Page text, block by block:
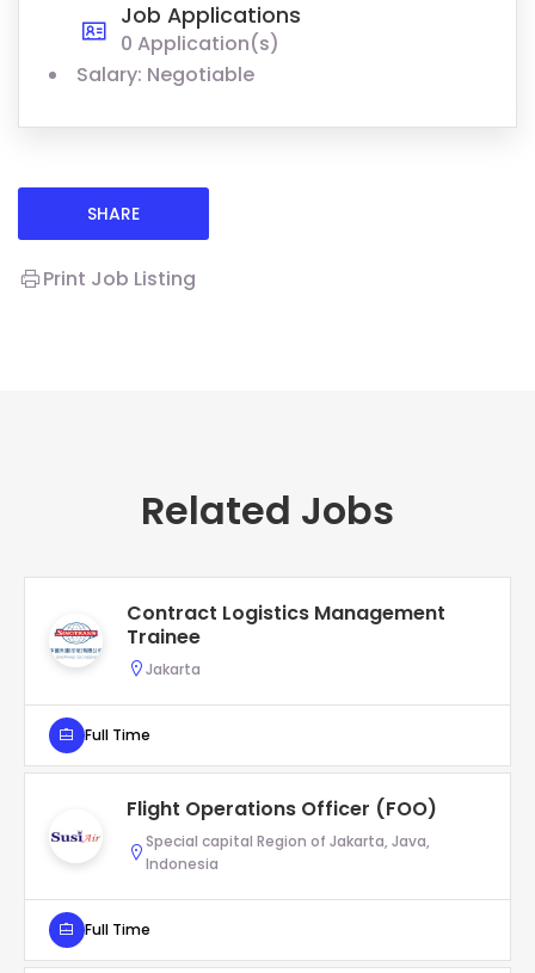
Job Applications
0 Application(s)
Salary: Negotiable
SHARE
Print Job Listing
Related Jobs
Contract Logistics Management
Trainee
Jakarta
Full Time
Flight Operations Officer (FOO)
Special capital Region of Jakarta, Java,
Indonesia
Full Time